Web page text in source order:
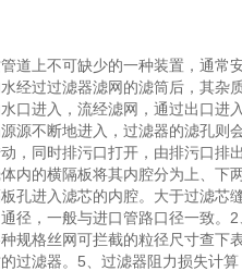
道上不可缺少的一种装置，通
经过过滤器滤网的滤筒后，其杂
口进入，流经滤网，通过出口
源不断地进入，过滤器的滤孔
，同时排污口打开，由排污口排
内的横隔板将其内腔分为上、
孔进入滤芯的内腔。大于过滤
径，一般与进口管路口径一致
规格丝网可拦截的粒径尺寸查下
过滤器。5、过滤器阻力损失计